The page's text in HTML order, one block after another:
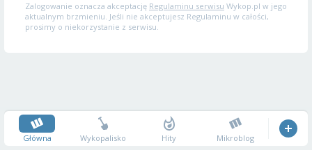
Zalogowanie oznacza akceptację Regulaminu serwisu Wykop.pl w jego
aktualnym brzmieniu. Jeśli nie akceptujesz Regulaminu w całości,
prosimy o niekorzystanie z serwisu.
Główna Wykopalisko Hity Mikroblog